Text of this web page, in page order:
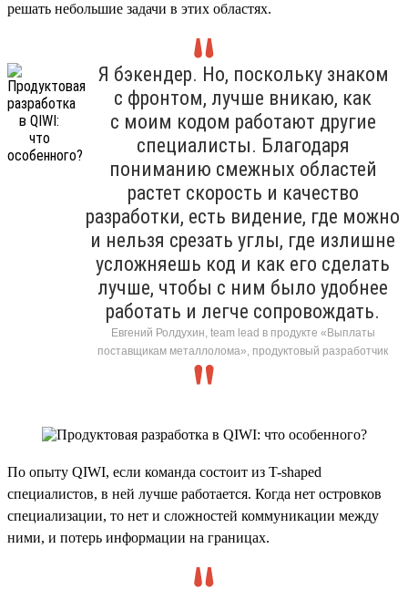
решать небольшие задачи в этих областях.
Я бэкендер. Но, поскольку знаком
с фронтом, лучше вникаю, как
с моим кодом работают другие
специалисты. Благодаря
пониманию смежных областей
растет скорость и качество
разработки, есть видение, где можно
и нельзя срезать углы, где излишне
усложняешь код и как его сделать
лучше, чтобы с ним было удобнее
работать и легче сопровождать.
Евгений Ролдухин, team lead в продукте «Выплаты
поставщикам металлолома», продуктовый разработчик
По опыту QIWI, если команда состоит из T-shaped
специалистов, в ней лучше работается. Когда нет островков
специализации, то нет и сложностей коммуникации между
ними, и потерь информации на границах.